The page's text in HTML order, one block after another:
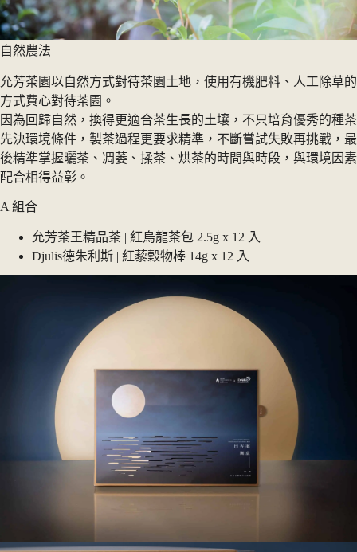
自然農法
允芳茶園以自然方式對待茶園土地，使用有機肥料、人工除草的
方式費心對待茶園。
因為回歸自然，換得更適合茶生長的土壤，不只培育優秀的種茶
先決環境條件，製茶過程更要求精準，不斷嘗試失敗再挑戰，最
後精準掌握曬茶、凋萎、揉茶、烘茶的時間與時段，與環境因素
配合相得益彰。
A 組合
允芳茶王精品茶 | 紅烏龍茶包 2.5g x 12 入
Djulis德朱利斯 | 紅藜穀物棒 14g x 12 入